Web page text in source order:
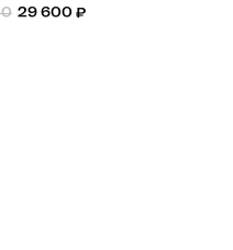
29 600 ₽